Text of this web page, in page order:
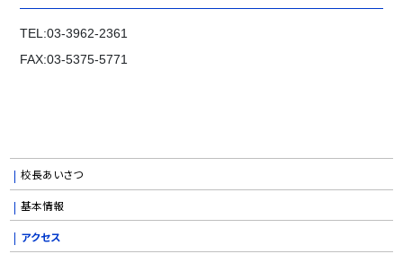
TEL:03-3962-2361
FAX:03-5375-5771
校長あいさつ
基本情報
アクセス